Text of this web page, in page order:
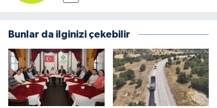
Bunlar da ilginizi çekebilir